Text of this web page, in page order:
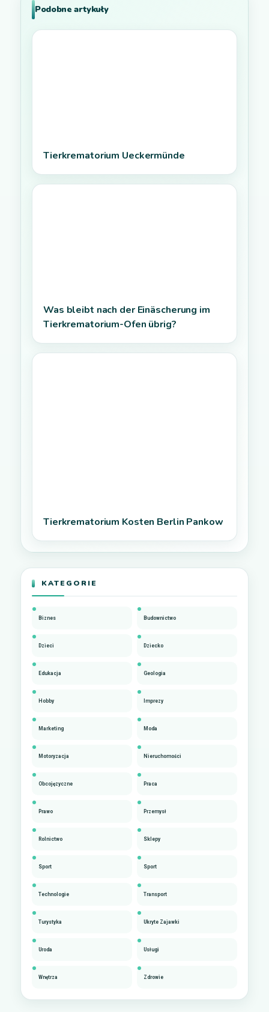
Podobne artykuły
Tierkrematorium Ueckermünde
Was bleibt nach der Einäscherung im
Tierkrematorium-Ofen übrig?
Tierkrematorium Kosten Berlin Pankow
KATEGORIE
Biznes Budownictwo
Dzieci Dziecko
Edukacja Geologia
Hobby Imprezy
Marketing Moda
Motoryzacja Nieruchomości
Obcojęzyczne Praca
Prawo Przemysł
Rolnictwo Sklepy
Sport Sport
Technologie Transport
Turystyka Ukryte Zajawki
Uroda Usługi
Wnętrza Zdrowie